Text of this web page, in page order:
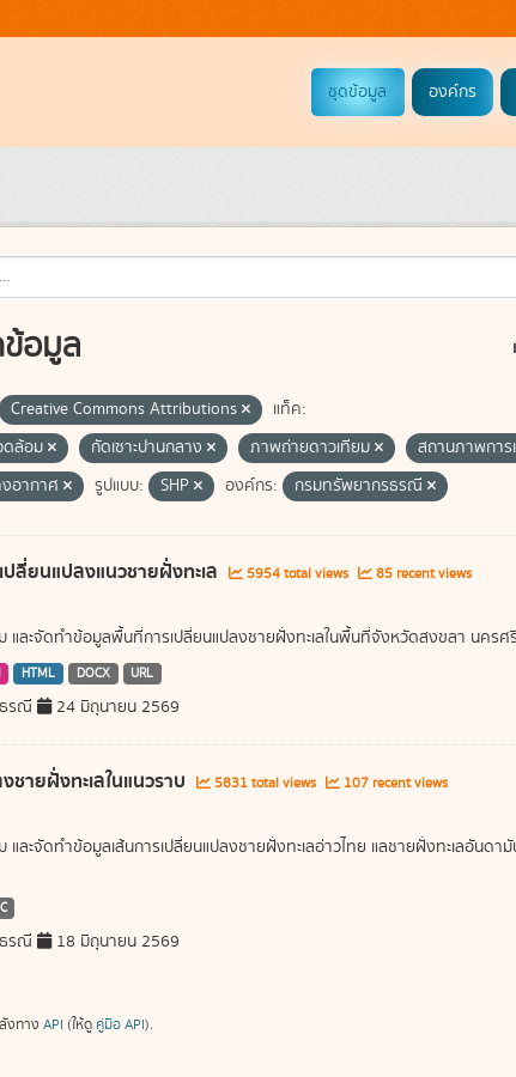
ชุดข้อมูล องค์กร
อมูล
Creative Commons Attributions
แท็ค:
ล้อม
กัดเซาะปานกลาง ภาพถ่ายดาวเทียม สถานภาพการ
อากาศ
รูปแบบ: SHP องค์กร: กรมทรัพยากรธรณี
ลี่ยนแปลงแนวชายฝั่งทะเล 5954 total views 85 recent views
ละจัดทำข้อมูลพื้นที่การเปลี่ยนแปลงชายฝั่งทะเลในพื้นที่จังหวัดสงขลา นครศ
HTML DOCX URL
รณี 24 มิถุนายน 2569
ชายฝั่งทะเลในแนวราบ 5831 total views 107 recent views
ละจัดทำข้อมูลเส้นการเปลี่ยนแปลงชายฝั่งทะเลอ่าวไทย แลชายฝั่งทะเลอันด
รณี 18 มิถุนายน 2569
งทาง API (ให้ดู คู่มือ API).